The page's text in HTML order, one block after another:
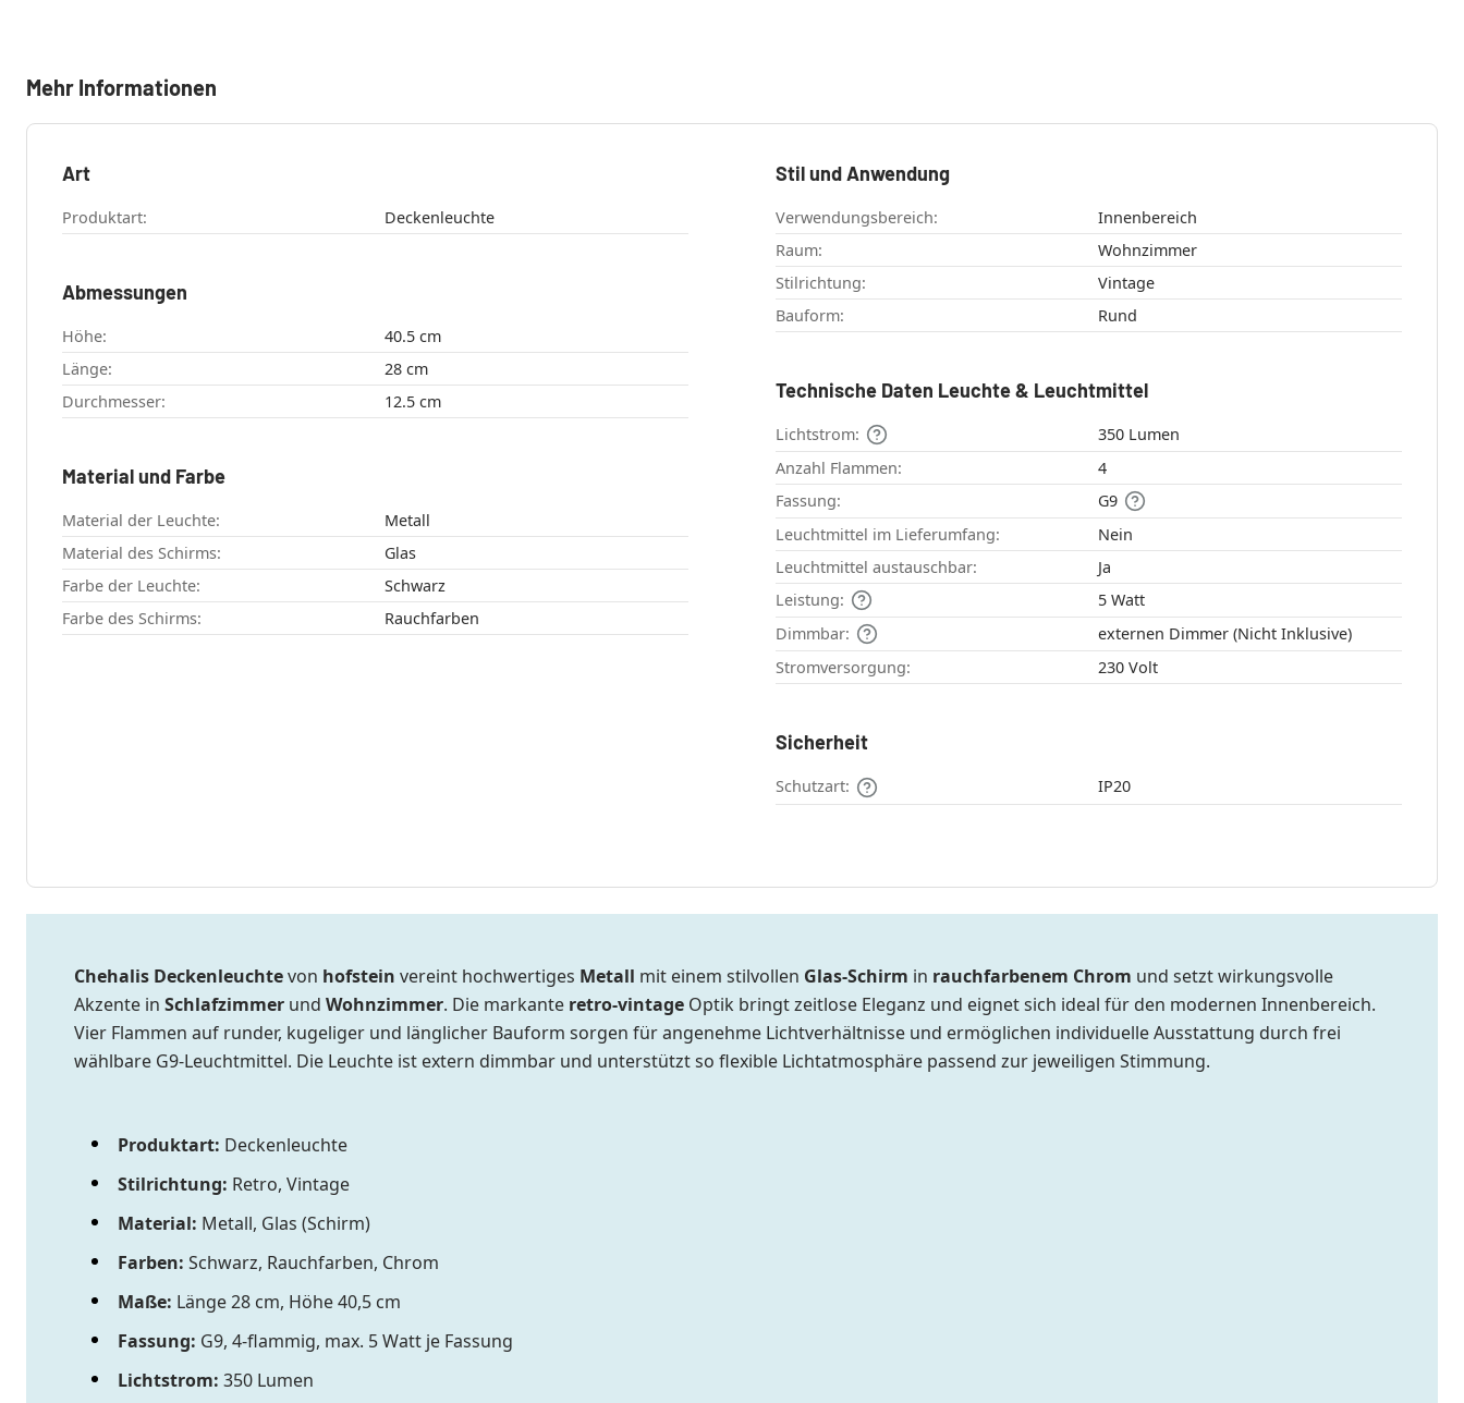
Mehr Informationen
Art
Produktart: Deckenleuchte
Abmessungen
Höhe:
40.5 cm
Länge:
28 cm
Durchmesser:
12.5 cm
Material und Farbe
Material der Leuchte:
Metall
Material des Schirms:
Glas
Farbe der Leuchte:
Schwarz
Farbe des Schirms:
Rauchfarben
Stil und Anwendung
Verwendungsbereich:
Innenbereich
Raum:
Wohnzimmer
Stilrichtung:
Vintage
Bauform:
Rund
Technische Daten Leuchte & Leuchtmittel
Lichtstrom:
350 Lumen
Anzahl Flammen:
4
Fassung:
G9
Leuchtmittel im Lieferumfang:
Nein
Leuchtmittel austauschbar:
Ja
Leistung:
5 Watt
Dimmbar:
externen Dimmer (Nicht Inklusive)
Stromversorgung:
230 Volt
Sicherheit
Schutzart: IP20
Chehalis Deckenleuchtevon hofstein vereint hochwertiges Metall mit einem stilvollen Glas-Schirm in rauchfarbenem Chrom und setzt wirkungsvolle
Akzente in Schlafzimmer und Wohnzimmer. Die markante retro-vintage Optik bringt zeitlose Eleganz und eignet sich ideal für den modernen Innenbereich.
Vier Flammen auf runder, kugeliger und länglicher Bauform sorgen für angenehme Lichtverhältnisse und ermöglichen individuelle Ausstattung durch frei
wählbare G9-Leuchtmittel. Die Leuchte ist extern dimmbar und unterstützt so flexible Lichtatmosphäre passend zur jeweiligen Stimmung.
Produktart: Deckenleuchte
Stilrichtung: Retro, Vintage
Material: Metall, Glas (Schirm)
Farben: Schwarz, Rauchfarben, Chrom
Maße: Länge 28 cm, Höhe 40,5 cm
Fassung: G9, 4-flammig, max. 5 Watt je Fassung
Lichtstrom: 350 Lumen